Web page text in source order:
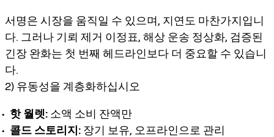
서명은 시장을 움직일 수 있으며, 지연도 마찬가지입니
다. 그러나 기뢰 제거 이정표, 해상 운송 정상화, 검증된
긴장 완화는 첫 번째 헤드라인보다 더 중요할 수 있습니
다.
2) 유동성을 계층화하십시오
핫 월렛: 소액 소비 잔액만
콜드 스토리지: 장기 보유, 오프라인으로 관리